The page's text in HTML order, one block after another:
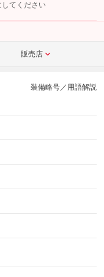
てください
販売店
装備略号／用語解説